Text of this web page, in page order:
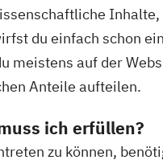
du einfach schon
meistens auf der
Anteile aufteilen.
ich erfüllen?
zu können,